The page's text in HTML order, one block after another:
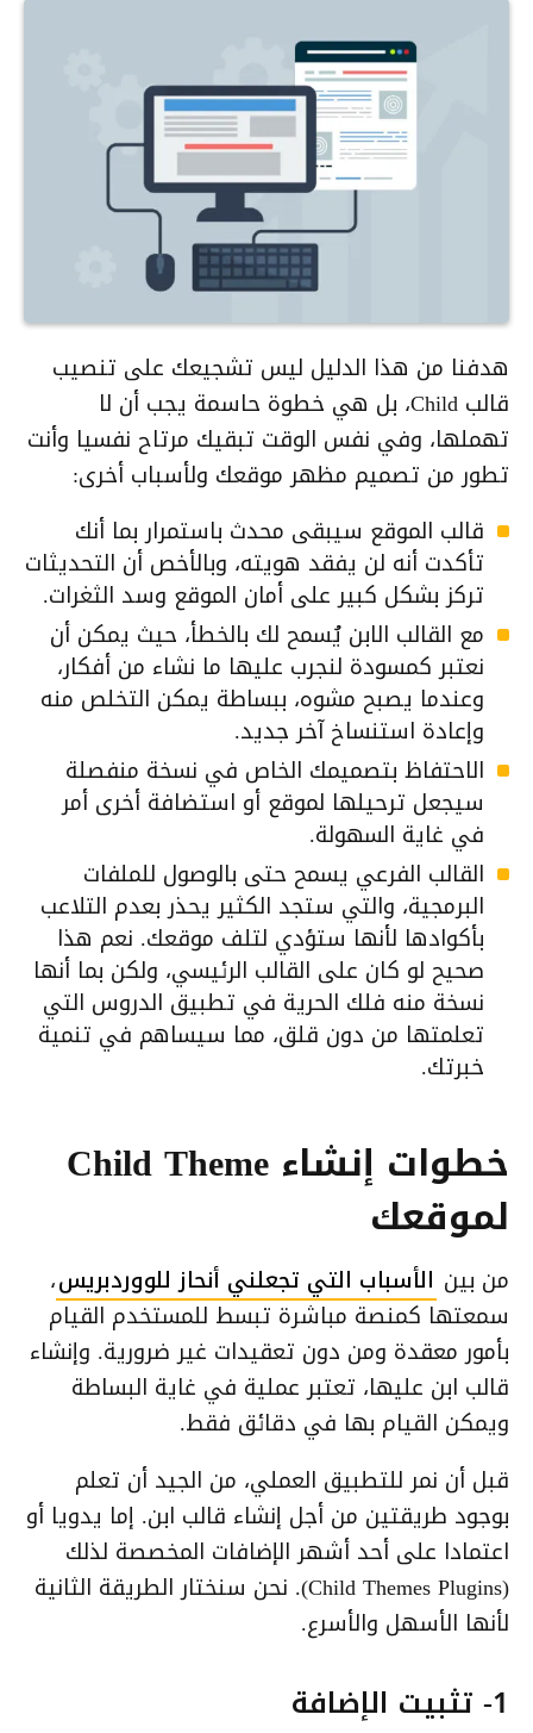
هدفنا من هذا الدليل ليس تشجيعك على تنصيب
قالب Child، بل هي خطوة حاسمة يجب أن لا
تهملها، وفي نفس الوقت تبقيك مرتاح نفسيا وأنت
تطور من تصميم مظهر موقعك ولأسباب أخرى:
قالب الموقع سيبقى محدث باستمرار بما أنك
تأكدت أنه لن يفقد هويته، وبالأخص أن التحديثات
تركز بشكل كبير على أمان الموقع وسد الثغرات.
مع القالب الابن يُسمح لك بالخطأ، حيث يمكن أن
نعتبر كمسودة لنجرب عليها ما نشاء من أفكار،
وعندما يصبح مشوه، ببساطة يمكن التخلص منه
وإعادة استنساخ آخر جديد.
الاحتفاظ بتصميمك الخاص في نسخة منفصلة
سيجعل ترحيلها لموقع أو استضافة أخرى أمر
في غاية السهولة.
القالب الفرعي يسمح حتى بالوصول للملفات
البرمجية، والتي ستجد الكثير يحذر بعدم التلاعب
بأكوادها لأنها ستؤدي لتلف موقعك. نعم هذا
صحيح لو كان على القالب الرئيسي، ولكن بما أنها
نسخة منه فلك الحرية في تطبيق الدروس التي
تعلمتها من دون قلق، مما سيساهم في تنمية
خبرتك.
خطوات إنشاء Child Theme
لموقعك
من بين الأسباب التي تجعلني أنحاز للووردبريس،
سمعتها كمنصة مباشرة تبسط للمستخدم القيام
بأمور معقدة ومن دون تعقيدات غير ضرورية. وإنشاء
قالب ابن عليها، تعتبر عملية في غاية البساطة
ويمكن القيام بها في دقائق فقط.
قبل أن نمر للتطبيق العملي، من الجيد أن تعلم
بوجود طريقتين من أجل إنشاء قالب ابن. إما يدويا أو
اعتمادا على أحد أشهر الإضافات المخصصة لذلك
(Child Themes Plugins). نحن سنختار الطريقة الثانية
لأنها الأسهل والأسرع.
1- تثبيت الإضافة